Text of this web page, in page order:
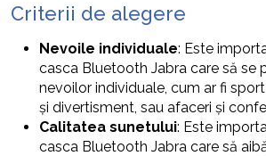
Criterii de alegere
Nevoile individuale: Este
casca Bluetooth Jabra care să se
nevoilor individuale, cum ar fi
și divertisment, sau afaceri și
Calitatea sunetului: Este
casca Bluetooth Jabra care să